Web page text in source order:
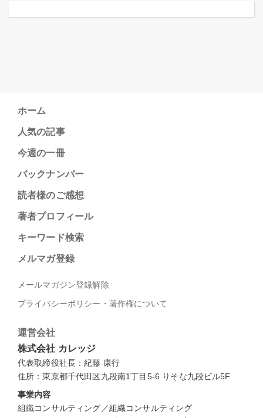
ホーム
人気の記事
今週の一冊
バックナンバー
読者様のご感想
著者プロフィール
キーワード検索
メルマガ登録
メールマガジン登録解除
プライバシーポリシー・著作権について
運営会社
株式会社 カレッジ
代表取締役社長：紀藤 康行
住所：東京都千代田区九段南1丁目5-6 りそな九段ビル5F
事業内容
組織コンサルティング／組織コンサルティング